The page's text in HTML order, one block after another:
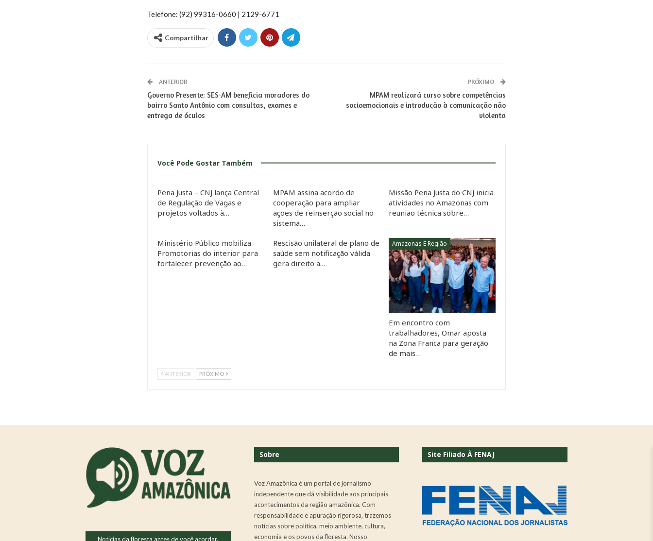
Telefone: (92) 99316-0660 | 2129-6771
Compartilhar
ANTERIOR
Governo Presente: SES-AM beneficia moradores do
bairro Santo Antônio com consultas, exames e
entrega de óculos
PRÓXIMO
MPAM realizará curso sobre competências
socioemocionais e introdução à comunicação não
violenta
Você Pode Gostar Também
Pena Justa – CNJ lança Central
de Regulação de Vagas e
projetos voltados à…
MPAM assina acordo de
cooperação para ampliar
ações de reinserção social no
sistema…
Missão Pena Justa do CNJ inicia
atividades no Amazonas com
reunião técnica sobre…
Ministério Público mobiliza
Promotorias do interior para
fortalecer prevenção ao…
Rescisão unilateral de plano de
saúde sem notificação válida
gera direito a…
Amazonas E Região
Em encontro com
trabalhadores, Omar aposta
na Zona Franca para geração
de mais…
ANTERIOR PRÓXIMO
Notícias da floresta antes de você acordar.
Sobre
Voz Amazônica é um portal de jornalismo
independente que dá visibilidade aos principais
acontecimentos da região amazônica. Com
responsabilidade e apuração rigorosa, trazemos
notícias sobre política, meio ambiente, cultura,
economia e os povos da floresta. Nosso
Site Filiado À FENAJ